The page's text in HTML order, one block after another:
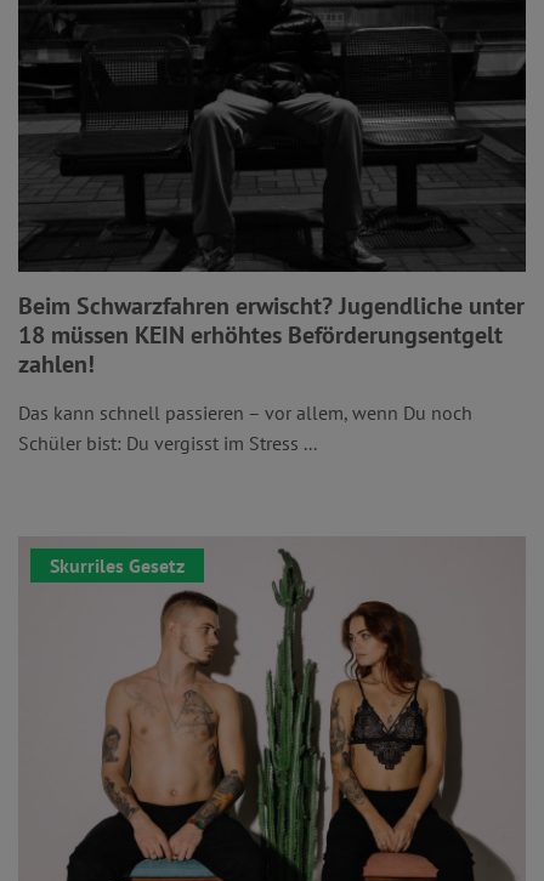
Beim Schwarzfahren erwischt? Jugendliche unter
18 müssen KEIN erhöhtes Beförderungsentgelt
zahlen!
Das kann schnell passieren – vor allem, wenn Du noch
Schüler bist: Du vergisst im Stress ...
Skurriles Gesetz